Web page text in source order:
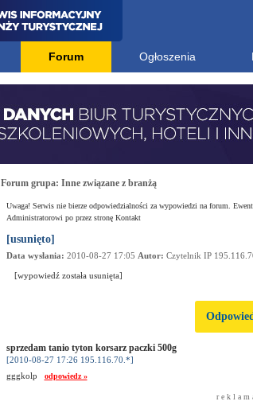
Forum Ogłoszenia
Forum grupa: Inne związane z branżą
Uwaga! Serwis nie bierze odpowiedzialności za wypowiedzi na forum.
Administratorowi po przez stronę Kontakt
[usunięto]
Data wysłania: 2010-08-27 17:05 Autor: Czytelnik IP
[wypowiedź została usunięta]
sprzedam tanio tyton korsarz paczki 500g
[2010-08-27 17:26 195.116.70.*]
gggkolp odpowiedz »
r e k l a m